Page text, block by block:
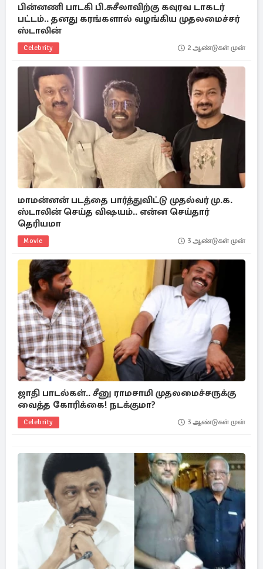
பின்னணி பாடகி பி.சுசீலாவிற்கு கவுரவ டாகடர்
பட்டம்.. தனது கரங்களால் வழங்கிய முதலமைச்சர்
ஸ்டாலின்
Celebrity 2 ஆண்டுகள் முன்
மாமன்னன் படத்தை பார்த்துவிட்டு முதல்வர் மு.க.
ஸ்டாலின் செய்த விஷயம்.. என்ன செய்தார்
தெரியமா
Movie 3 ஆண்டுகள் முன்
ஜாதி பாடல்கள்.. சீனு ராமசாமி முதலமைச்சருக்கு
வைத்த கோரிக்கை! நடக்குமா?
Celebrity 3 ஆண்டுகள் முன்